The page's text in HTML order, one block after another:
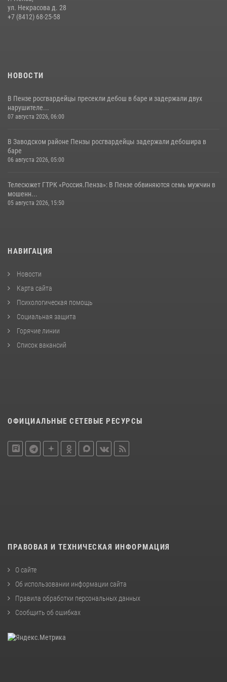
Начальник Управления Росгвардии по Пензенской области Павел
Пучков посетил 55-й Всероссийский Лермонтовский праздник
ул. Некрасова д. 28
+7 (8412) 68-25-58
НОВОСТИ
В Пензе росгвардейцы пресекли дебош в баре и задержали двух
нарушителе...
07 августа 2026, 06:00
В Заводском районе Пензы росгвардейцы задержали дебошира в
баре
06 августа 2026, 05:00
Телесюжет ГТРК «Россия.Пенза»: В Пензе обвиняются семь мужчин в
мошенн...
05 августа 2026, 15:50
НАВИГАЦИЯ
Новости
Карта сайта
Психологическая помощь
Социальная защита
Горячие линии
Список вакансий
ОФИЦИАЛЬНЫЕ СЕТЕВЫЕ РЕСУРСЫ
ПРАВОВАЯ И ТЕХНИЧЕСКАЯ ИНФОРМАЦИЯ
О сайте
Об использовании информации сайта
Правила обработки персональных данных
Сообщить об ошибках